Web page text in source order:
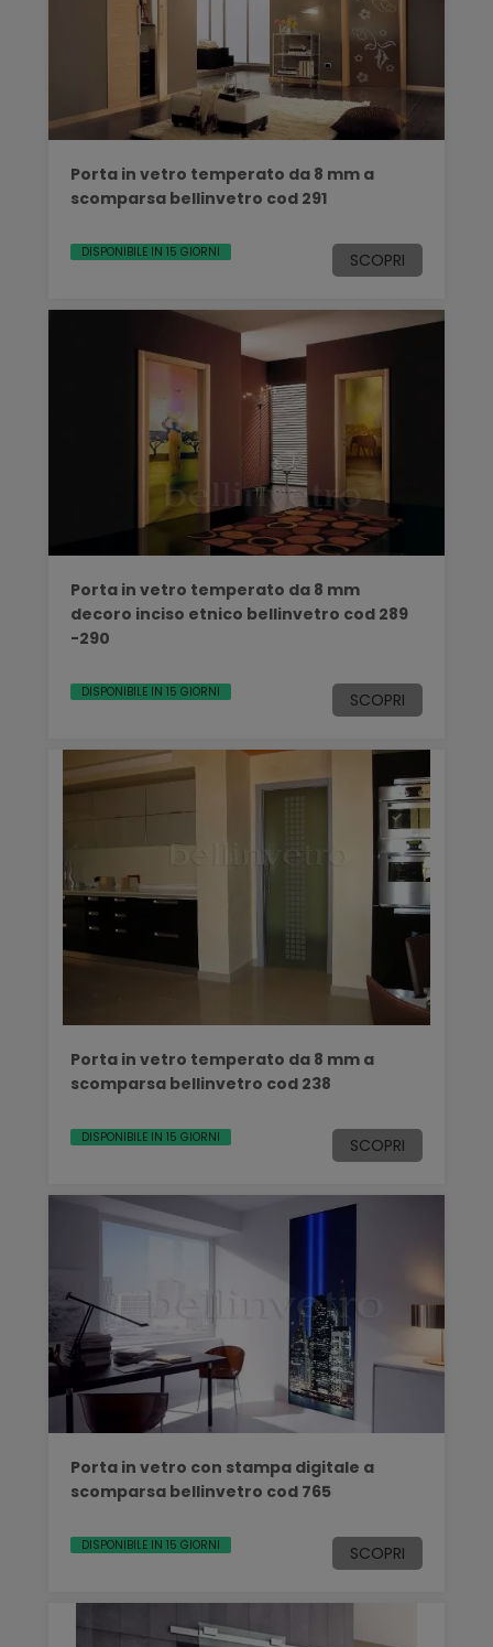
Porta in vetro temperato da 8 mm a
scomparsa bellinvetro cod 291
DISPONIBILE IN 15 GIORNI SCOPRI
Porta in vetro temperato da 8 mm
decoro inciso etnico bellinvetro cod 289
-290
DISPONIBILE IN 15 GIORNI SCOPRI
Porta in vetro temperato da 8 mm a
scomparsa bellinvetro cod 238
DISPONIBILE IN 15 GIORNI SCOPRI
Porta in vetro con stampa digitale a
scomparsa bellinvetro cod 765
DISPONIBILE IN 15 GIORNI SCOPRI